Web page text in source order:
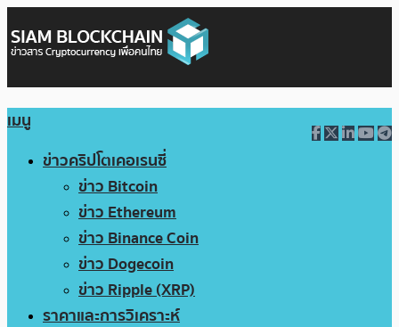
เมนู
ข่าวคริปโตเคอเรนซี่
ข่าว Bitcoin
ข่าว Ethereum
ข่าว Binance Coin
ข่าว Dogecoin
ข่าว Ripple (XRP)
ราคาและการวิเคราะห์